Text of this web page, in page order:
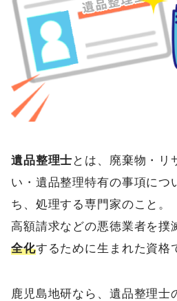
遺品整理士 とは、廃棄物・リ
い・遺品整理特有の事項につ
ち、処理する専門家のこと。
高額請求などの悪徳業者を撲
全化するために生まれた資格
鹿児島地研なら、遺品整理士